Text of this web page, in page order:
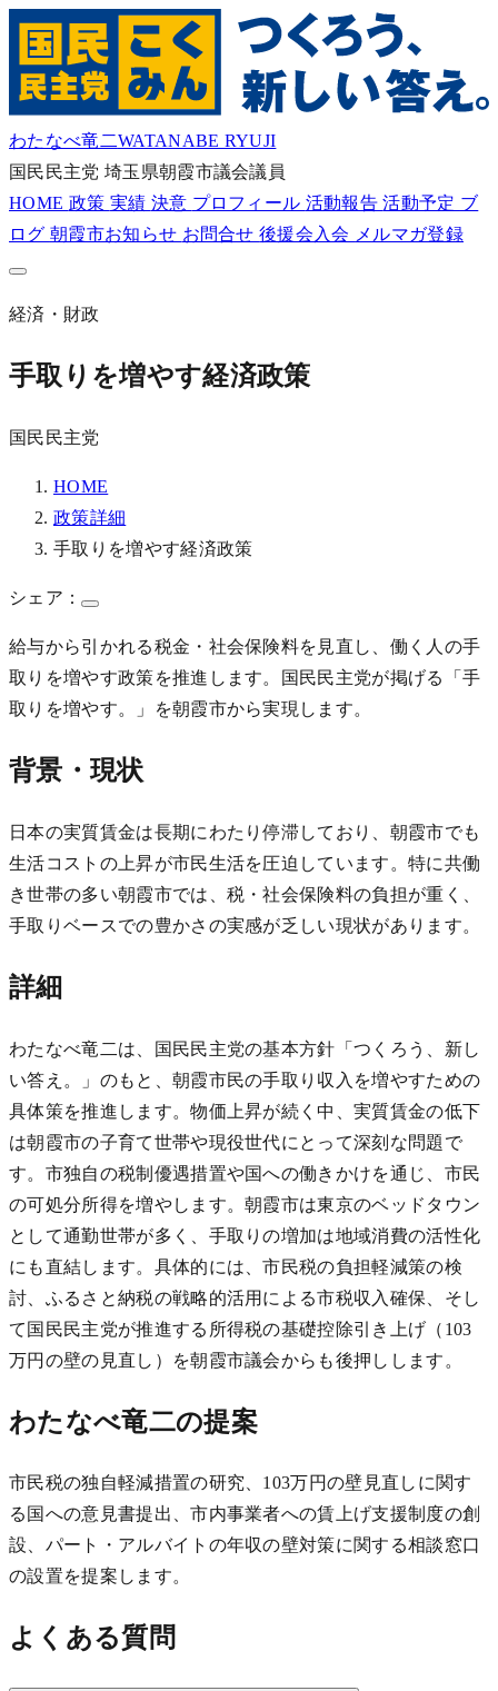
わたなべ竜二WATANABE RYUJI
国民民主党 埼玉県朝霞市議会議員
HOME 政策 実績 決意 プロフィール 活動報告活動予定 ブ
ログ 朝霞市お知らせ お問合せ後援会入会 メルマガ登録
経済・財政
手取りを増やす経済政策
国民民主党
HOME
政策詳細
手取りを増やす経済政策
シェア：
給与から引かれる税金・社会保険料を見直し、働く人の手
取りを増やす政策を推進します。国民民主党が掲げる「手
取りを増やす。」を朝霞市から実現します。
背景・現状
日本の実質賃金は長期にわたり停滞しており、朝霞市でも
生活コストの上昇が市民生活を圧迫しています。特に共働
き世帯の多い朝霞市では、税・社会保険料の負担が重く、
手取りベースでの豊かさの実感が乏しい現状があります。
詳細
わたなべ竜二は、国民民主党の基本方針「つくろう、新し
い答え。」のもと、朝霞市民の手取り収入を増やすための
具体策を推進します。物価上昇が続く中、実質賃金の低下
は朝霞市の子育て世帯や現役世代にとって深刻な問題で
す。市独自の税制優遇措置や国への働きかけを通じ、市民
の可処分所得を増やします。朝霞市は東京のベッドタウン
として通勤世帯が多く、手取りの増加は地域消費の活性化
にも直結します。具体的には、市民税の負担軽減策の検
討、ふるさと納税の戦略的活用による市税収入確保、そし
て国民民主党が推進する所得税の基礎控除引き上げ（103
万円の壁の見直し）を朝霞市議会からも後押しします。
わたなべ竜二の提案
市民税の独自軽減措置の研究、103万円の壁見直しに関す
る国への意見書提出、市内事業者への賃上げ支援制度の創
設、パート・アルバイトの年収の壁対策に関する相談窓口
の設置を提案します。
よくある質問